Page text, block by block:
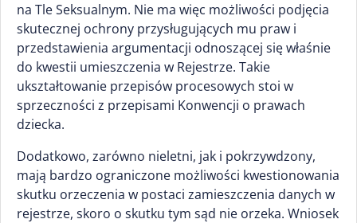
na Tle Seksualnym. Nie ma więc możliwości podjęcia
skutecznej ochrony przysługujących mu praw i
przedstawienia argumentacji odnoszącej się właśnie
do kwestii umieszczenia w Rejestrze. Takie
ukształtowanie przepisów procesowych stoi w
sprzeczności z przepisami Konwencji o prawach
dziecka.
Dodatkowo, zarówno nieletni, jak i pokrzywdzony,
mają bardzo ograniczone możliwości kwestionowania
skutku orzeczenia w postaci zamieszczenia danych w
rejestrze, skoro o skutku tym sąd nie orzeka. Wniosek